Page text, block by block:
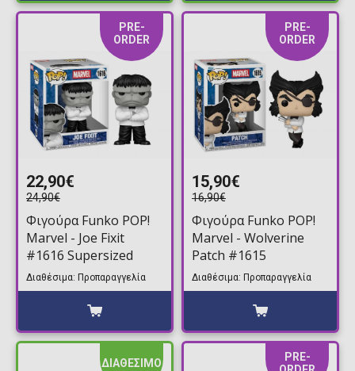
PRE-
ORDER
22,90€
24,90€
Φιγούρα Funko POP!
Marvel - Joe Fixit
#1616 Supersized
Διαθέσιμα: Προπαραγγελία
PRE-
ORDER
15,90€
16,90€
Φιγούρα Funko POP!
Marvel - Wolverine
Patch #1615
Διαθέσιμα: Προπαραγγελία
ΔΙΑΘΕΣΙΜΟ
PRE-